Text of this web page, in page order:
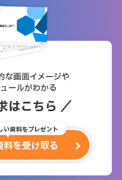
な画面イメージや
ールがわかる
はこちら ／
い資料をプレゼント
料を受け取る